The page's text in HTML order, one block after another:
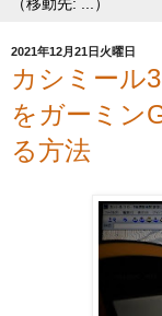
2021年12月21日火曜日
カシミール
をガーミン
る方法